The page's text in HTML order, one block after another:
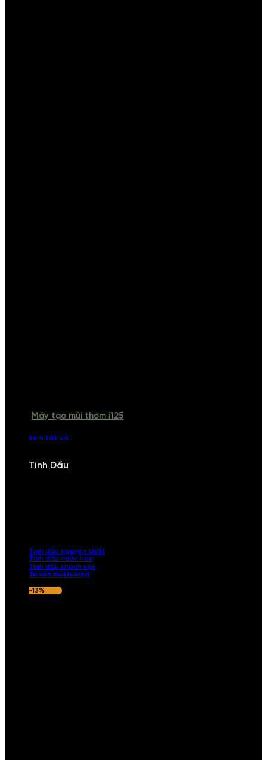
Máy tạo mùi thơm i125
xem tất cả
Tinh Dầu
Tinh dầu nguyên chất
Tinh dầu nước hoa
Tinh dầu khách sạn
Tư vấn mùi hương
-13%